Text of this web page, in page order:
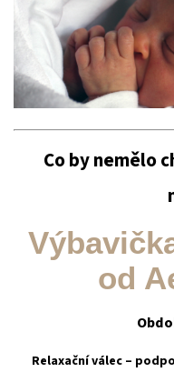
Co by nemělo
od
Relaxační válec –